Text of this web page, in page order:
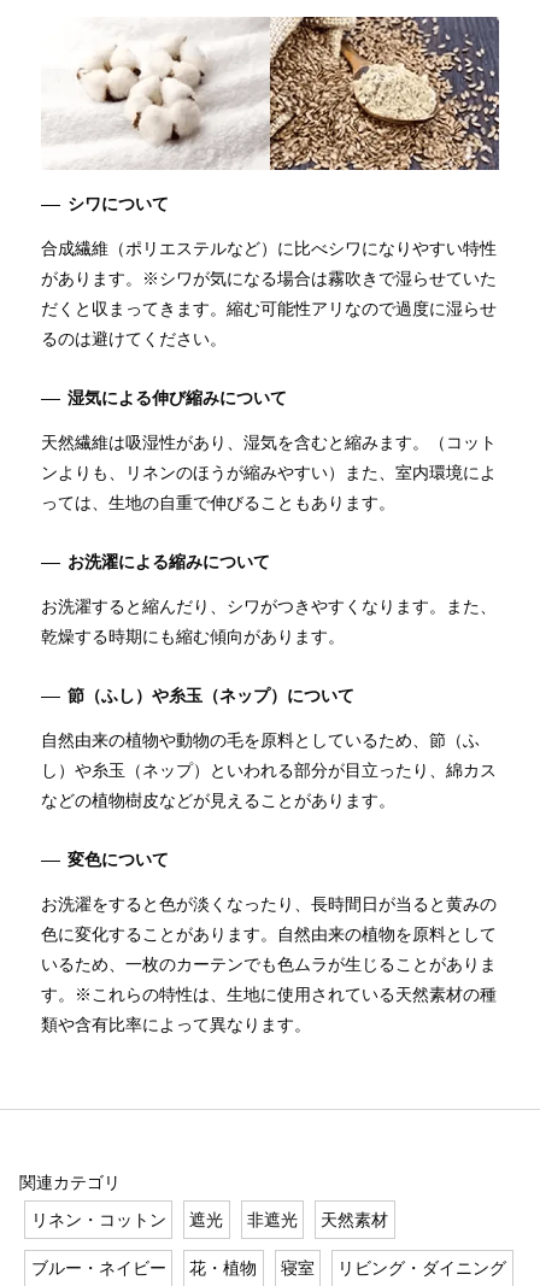
シワについて
合成繊維（ポリエステルなど）に比べシワになりやすい特性
があります。※シワが気になる場合は霧吹きで湿らせていた
だくと収まってきます。縮む可能性アリなので過度に湿らせ
るのは避けてください。
湿気による伸び縮みについて
天然繊維は吸湿性があり、湿気を含むと縮みます。（コット
ンよりも、リネンのほうが縮みやすい）また、室内環境によ
っては、生地の自重で伸びることもあります。
お洗濯による縮みについて
お洗濯すると縮んだり、シワがつきやすくなります。また、
乾燥する時期にも縮む傾向があります。
節（ふし）や糸玉（ネップ）について
自然由来の植物や動物の毛を原料としているため、節（ふ
し）や糸玉（ネップ）といわれる部分が目立ったり、綿カス
などの植物樹皮などが見えることがあります。
変色について
お洗濯をすると色が淡くなったり、長時間日が当ると黄みの
色に変化することがあります。自然由来の植物を原料として
いるため、一枚のカーテンでも色ムラが生じることがありま
す。※これらの特性は、生地に使用されている天然素材の種
類や含有比率によって異なります。
関連カテゴリ
リネン・コットン
遮光 非遮光 天然素材
ブルー・ネイビー 花・植物 寝室 リビング・ダイニング